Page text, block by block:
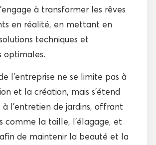
à transformer les rêves
en réalité, en mettant en
techniques et
optimales.
l’entreprise ne se limite pas à
et la création, mais s’étend
l’entretien de jardins, offrant
comme la taille, l’élagage, et
afin de maintenir la beauté et la